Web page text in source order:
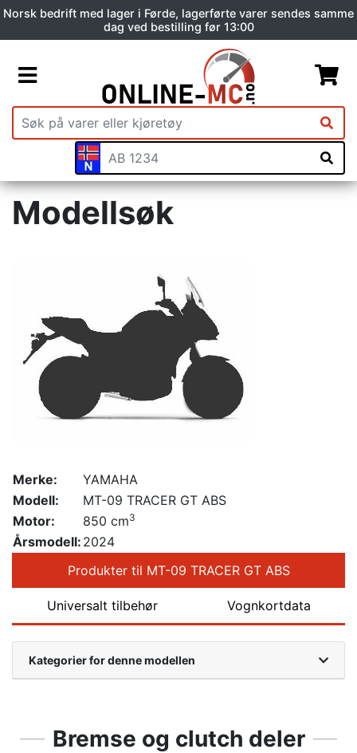
Norsk bedrift med lager i Førde, lagerførte varer sendes samme
dag ved bestilling før 13:00
Modellsøk
Merke:
YAMAHA
Modell:
MT-09 TRACER GT ABS
Motor:
850 cm3
Årsmodell: 2024
Produkter til MT-09 TRACER GT ABS
Universalt tilbehør Vognkortdata
Kategorier for denne modellen
Bremse og clutch deler